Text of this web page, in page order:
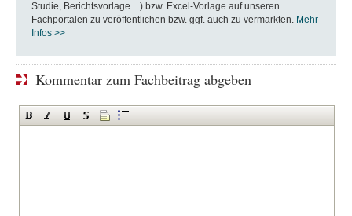
Studie, Berichtsvorlage ...) bzw. Excel-Vorlage auf unseren
Fachportalen zu veröffentlichen bzw. ggf. auch zu vermarkten. Mehr
Infos >>
Kommentar zum Fachbeitrag abgeben